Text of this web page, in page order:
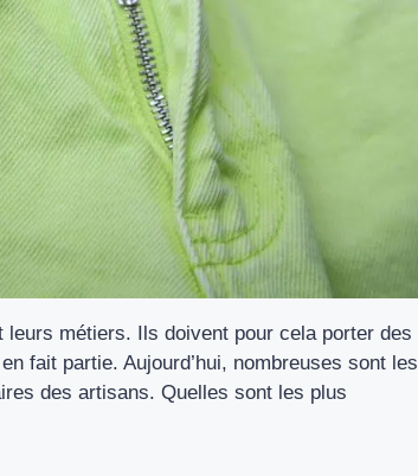
métiers. Ils doivent pour cela porter des
fait partie. Aujourd’hui, nombreuses sont les
des artisans. Quelles sont les plus